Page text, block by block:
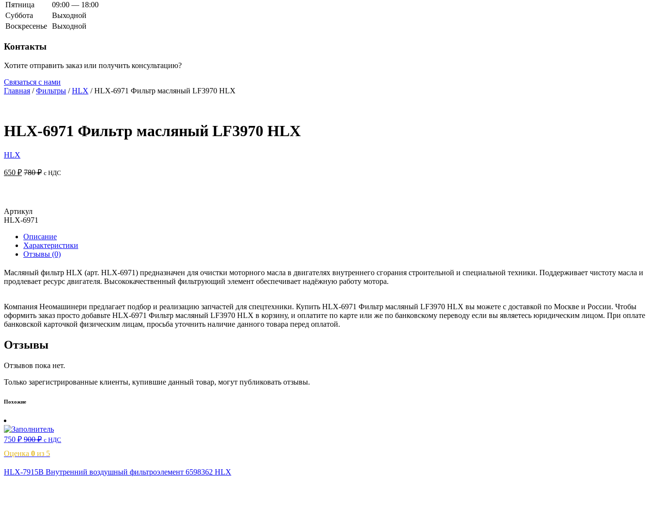
Пятница
09:00 — 18:00
Суббота
Выходной
Воскресенье Выходной
Контакты
Хотите отправить заказ или получить консультацию?
Связаться с нами
Главная /Фильтры /HLX / HLX-6971 Фильтр масляный LF3970 HLX
HLX-6971 Фильтр масляный LF3970 HLX
HLX
650 ₽ 780₽ с НДС
Артикул
HLX-6971
Описание
Характеристики
Отзывы (0)
Масляный фильтр HLX (арт. HLX-6971) предназначен для очистки моторного масла в двигателях внутреннего сгорания строительной и специальной техники. Поддерживает чистоту масла и
продлевает ресурс двигателя. Высококачественный фильтрующий элемент обеспечивает надёжную работу мотора.
Компания Неомашинери предлагает подбор и реализацию запчастей для спецтехники. Купить HLX-6971 Фильтр масляный LF3970 HLX вы можете с доставкой по Москве и России. Чтобы
оформить заказ просто добавьте HLX-6971 Фильтр масляный LF3970 HLX в корзину, и оплатите по карте или же по банковскому переводу если вы являетесь юридическим лицом. При оплате
банковской карточкой физическим лицам, просьба уточнить наличие данного товара перед оплатой.
Отзывы
Отзывов пока нет.
Только зарегистрированные клиенты, купившие данный товар, могут публиковать отзывы.
Похожие
750 ₽ 900₽ с НДС
Оценка 0 из 5
HLX-7915B Внутренний воздушный фильтроэлемент 6598362 HLX